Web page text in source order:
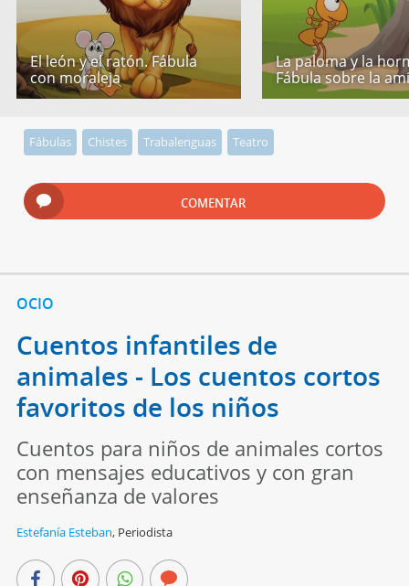
El león y el ratón. Fábula
con moraleja
La paloma y la
Fábula sobre la
Fábulas Chistes Trabalenguas Teatro
COMENTAR
OCIO
Cuentos infantiles de
animales - Los cuentos cortos
favoritos de los niños
Cuentos para niños de animales cortos
con mensajes educativos y con gran
enseñanza de valores
Estefanía Esteban, Periodista